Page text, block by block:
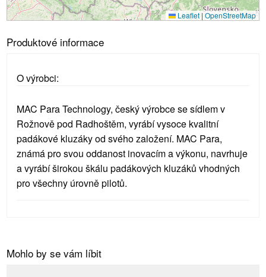
Leaflet | OpenStreetMap
Produktové informace
O výrobci:
MAC Para Technology, český výrobce se sídlem v
Rožnově pod Radhoštěm, vyrábí vysoce kvalitní
padákové kluzáky od svého založení. MAC Para,
známá pro svou oddanost inovacím a výkonu, navrhuje
a vyrábí širokou škálu padákových kluzáků vhodných
pro všechny úrovně pilotů.
Mohlo by se vám líbit